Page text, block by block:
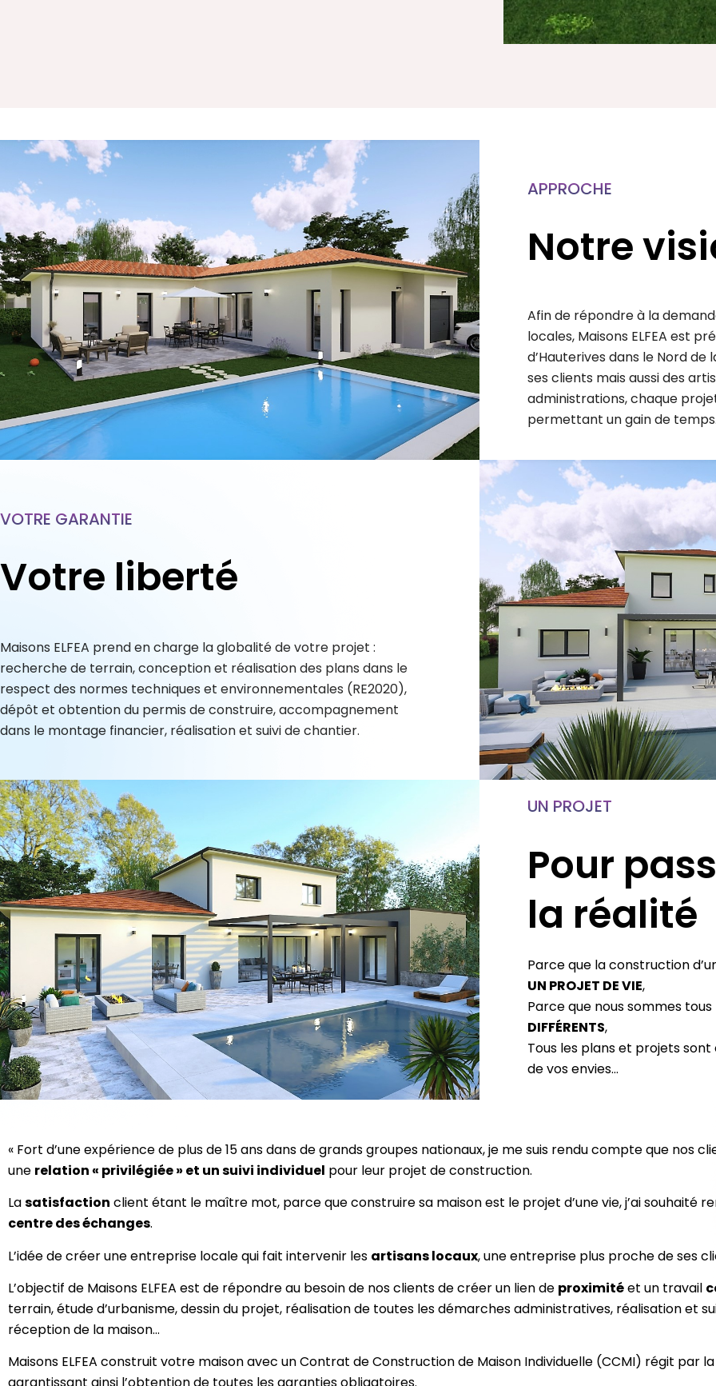
APPROCHE
Notre
locales, Maisons ELFEA est
d’Hauterives dans le Nord
ses clients mais aussi des
administrations, chaque
permettant un gain de
VOTRE GARANTIE
Votre liberté
recherche de terrain, conception et réalisation des plans dans le
respect des normes techniques et environnementales (RE2020),
dépôt et obtention du permis de construire, accompagnement
dans le montage financier, réalisation et suivi de chantier.
UN PROJET
Pour
la réalité
Parce que la construction
UN PROJET DE VIE,
Parce que nous sommes tous
DIFFÉRENTS,
Tous les plans et projets
de vos envies…
« Fort d’une expérience de plus de 15 ans dans de grands groupes nationaux, je me suis rendu compte que nos
une relation « privilégiée » et un suivi individuel pour leur projet de construction.
Lasatisfaction client étant le maître mot, parce que construire sa maison est le projet d’une vie, j’ai souhaité
centre des échanges.
L’idée de créer une entreprise locale qui fait intervenir les artisans locaux, une entreprise plus proche de ses
L’objectif de Maisons ELFEA est de répondre au besoin de nos clients de créer un lien de proximitéet un travail
terrain, étude d’urbanisme, dessin du projet, réalisation de toutes les démarches administratives, réalisation et
réception de la maison…
Maisons ELFEA construit votre maison avec un Contrat de Construction de Maison Individuelle (CCMI) régit par la